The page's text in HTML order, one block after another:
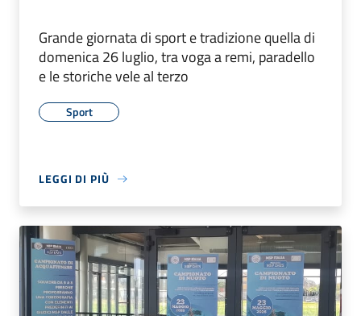
Grande giornata di sport e tradizione quella di
domenica 26 luglio, tra voga a remi, paradello
e le storiche vele al terzo
Sport
LEGGI DI PIÙ